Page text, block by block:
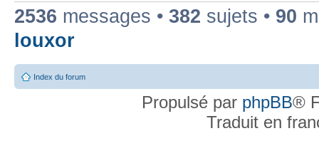
2536 messages • 382 sujets • 90
louxor
Index du forum
Propulsé par phpBB®
Traduit en